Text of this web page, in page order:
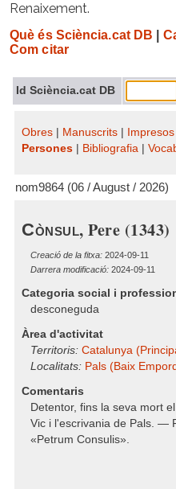
Renaixement.
Què és Sciència.cat DB
Com citar
Id Sciència.cat DB
Obres Manuscrits Impresos
Persones
Bibliografia
nom9864 (06 / August / 2026)
Cònsul, Pere (1343)
Creació de la fitxa: 2024-09-11
Darrera modificació: 2024-09-11
Categoria social i
desconeguda
Àrea d'activitat
Territoris: Catalunya
Localitats: Pals (Baix
Comentaris
Detentor, fins la seva mort
Vic i l'escrivania de Pals. —
«Petrum Consulis».